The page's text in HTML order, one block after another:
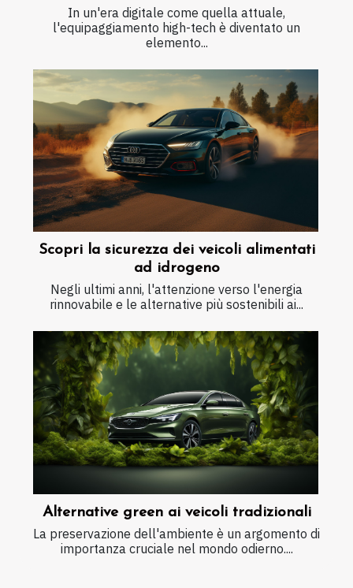
In un'era digitale come quella attuale,
l'equipaggiamento high-tech è diventato un
elemento...
Scopri la sicurezza dei veicoli alimentati
ad idrogeno
Negli ultimi anni, l'attenzione verso l'energia
rinnovabile e le alternative più sostenibili ai...
Alternative green ai veicoli tradizionali
La preservazione dell'ambiente è un argomento di
importanza cruciale nel mondo odierno....